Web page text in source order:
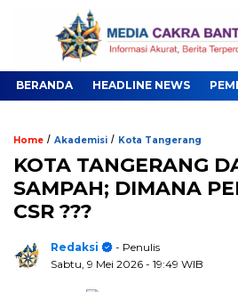
BERANDA HEADLINE NEWS
Home / Akademisi / Kota Tangerang
KOTA TANGERANG
SAMPAH; DIMANA
CSR ???
Redaksi
- Penulis
Sabtu, 9 Mei 2026 - 19:49 WIB